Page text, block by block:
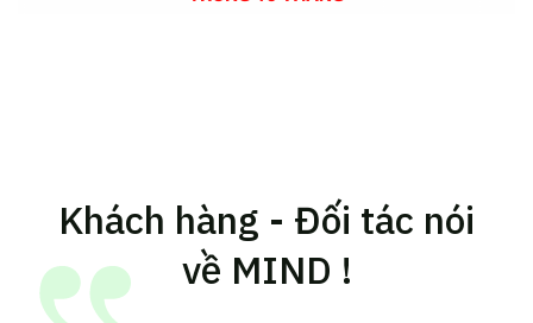
Khách hàng - Đối tác nói
về MIND !